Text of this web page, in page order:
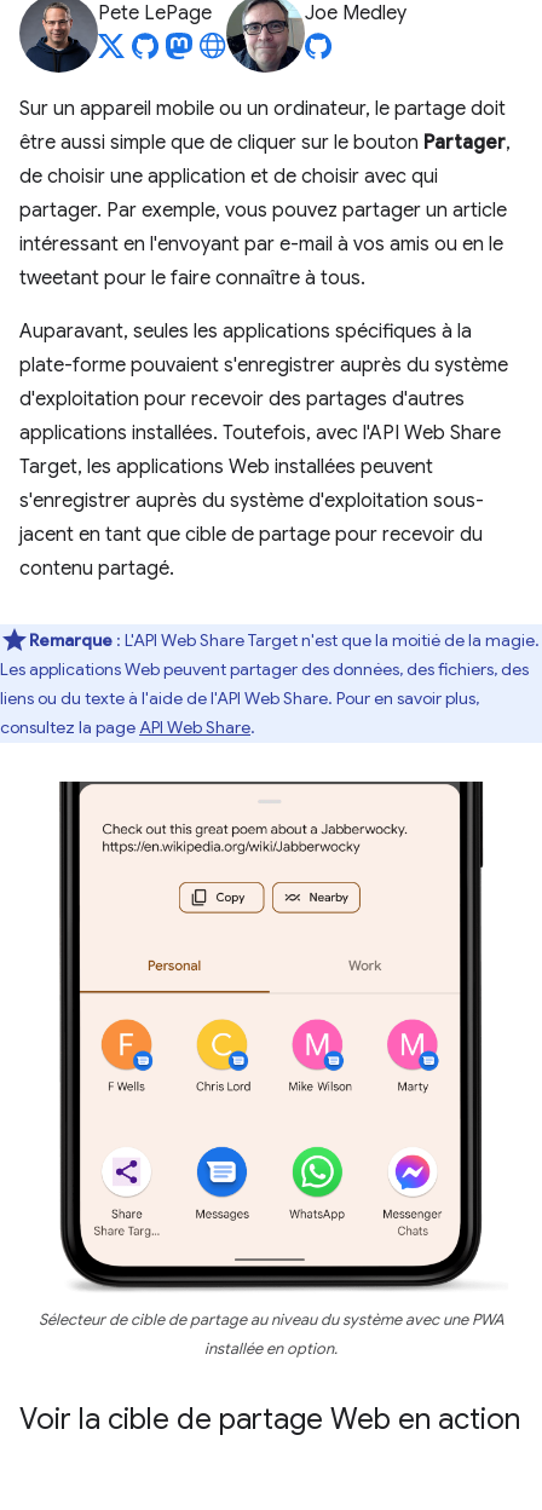
Pete LePage Joe Medley
Sur un appareil mobile ou un ordinateur, le partage doit
être aussi simple que de cliquer sur le bouton Partager,
de choisir une application et de choisir avec qui
partager. Par exemple, vous pouvez partager un article
intéressant en l'envoyant par e-mail à vos amis ou en le
tweetant pour le faire connaître à tous.
Auparavant, seules les applications spécifiques à la
plate-forme pouvaient s'enregistrer auprès du système
d'exploitation pour recevoir des partages d'autres
applications installées. Toutefois, avec l'API Web Share
Target, les applications Web installées peuvent
s'enregistrer auprès du système d'exploitation sous-
jacent en tant que cible de partage pour recevoir du
contenu partagé.
Remarque : L'API Web Share Target n'est que la moitié de la magie.
Les applications Web peuvent partager des données, des fichiers, des
liens ou du texte à l'aide de l'API Web Share. Pour en savoir plus,
consultez la pageAPI Web Share.
Sélecteur de cible de partage au niveau du système avec une PWA
installée en option.
Voir la cible de partage Web en action